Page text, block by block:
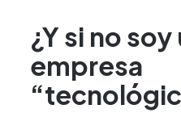
¿Y si no soy
empresa